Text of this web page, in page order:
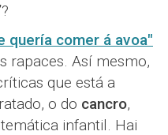
?
quería comer á avoa"
rapaces. Así mesmo,
que está a
o do cancro,
infantil. Hai